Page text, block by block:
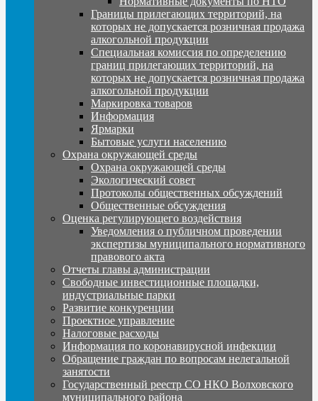
Границы прилегающих территорий, на
которых не допускается розничная продажа
алкогольной продукции
Специальная комиссия по определению
границ прилегающих территорий, на
которых не допускается розничная продажа
алкогольной продукции
Маркировка товаров
Информация
Ярмарки
Бытовые услуги населению
Охрана окружающей среды
Охрана окружающей среды
Экологический совет
Протоколы общественных обсуждений
Общественные обсуждения
Оценка регулирующего воздействия
Уведомления о публичном проведении
экспертизы муниципального нормативного
правового акта
Отчеты главы администрации
Свободные инвестиционные площадки,
индустриальные парки
Развитие конкуренции
Проектное управление
Налоговые расходы
Информация по коронавирусной инфекции
Обращение граждан по вопросам нелегальной
занятости
Государственный реестр СО НКО Волховского
муниципального района